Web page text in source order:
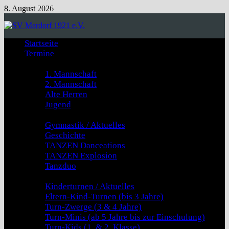
Zum
springen
8. August 2026
Startseite
Termine
1. Mannschaft
2. Mannschaft
Alte Herren
Jugend
Gymnastik / Aktuelles
Geschichte
TANZEN Danceations
TANZEN Explosion
Tanzduo
Kinderturnen / Aktuelles
Eltern-Kind-Turnen (bis 3 Jahre)
Turn-Zwerge (3 & 4 Jahre)
Turn-Minis (ab 5 Jahre bis zur Einschulung)